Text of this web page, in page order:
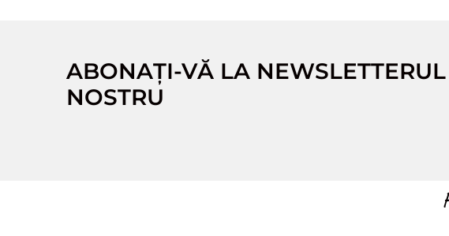
ABONAȚI-VĂ LA NEWSLETTERUL
NOSTRU